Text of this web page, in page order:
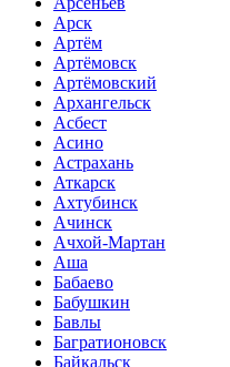
Арск
Артём
Артёмовск
Артёмовский
Архангельск
Асбест
Асино
Астрахань
Аткарск
Ахтубинск
Ачинск
Ачхой-Мартан
Аша
Бабаево
Бабушкин
Бавлы
Багратионовск
Байкальск